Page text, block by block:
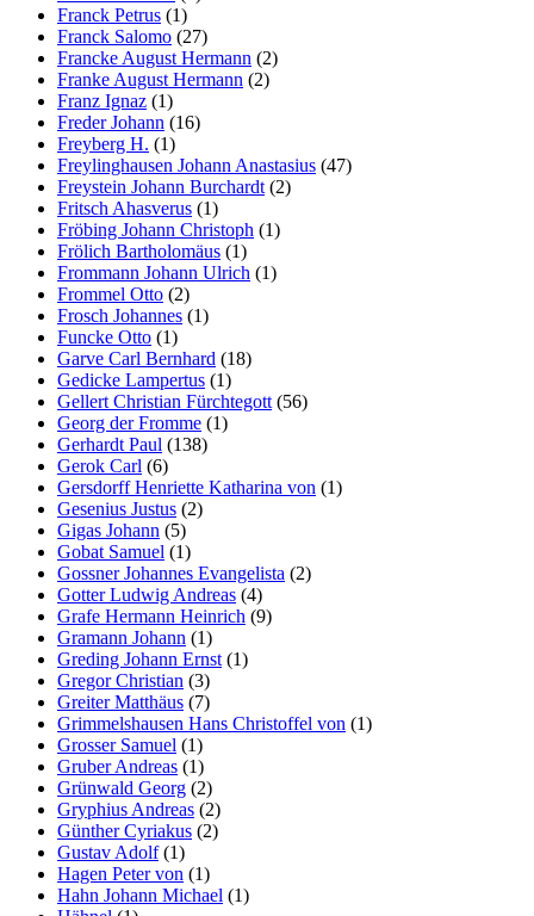
Franck Petrus (1)
Franck Salomo (27)
Francke August Hermann (2)
Franke August Hermann (2)
Franz Ignaz (1)
Freder Johann (16)
Freyberg H. (1)
Freylinghausen Johann Anastasius (47)
Freystein Johann Burchardt (2)
Fritsch Ahasverus (1)
Fröbing Johann Christoph (1)
Frölich Bartholomäus (1)
Frommann Johann Ulrich (1)
Frommel Otto (2)
Frosch Johannes (1)
Funcke Otto (1)
Garve Carl Bernhard (18)
Gedicke Lampertus (1)
Gellert Christian Fürchtegott (56)
Georg der Fromme (1)
Gerhardt Paul (138)
Gerok Carl (6)
Gersdorff Henriette Katharina von (1)
Gesenius Justus (2)
Gigas Johann (5)
Gobat Samuel (1)
Gossner Johannes Evangelista (2)
Gotter Ludwig Andreas (4)
Grafe Hermann Heinrich (9)
Gramann Johann (1)
Greding Johann Ernst (1)
Gregor Christian (3)
Greiter Matthäus (7)
Grimmelshausen Hans Christoffel von (1)
Grosser Samuel (1)
Gruber Andreas (1)
Grünwald Georg (2)
Gryphius Andreas (2)
Günther Cyriakus (2)
Gustav Adolf(1)
Hagen Peter von (1)
Hahn Johann Michael (1)